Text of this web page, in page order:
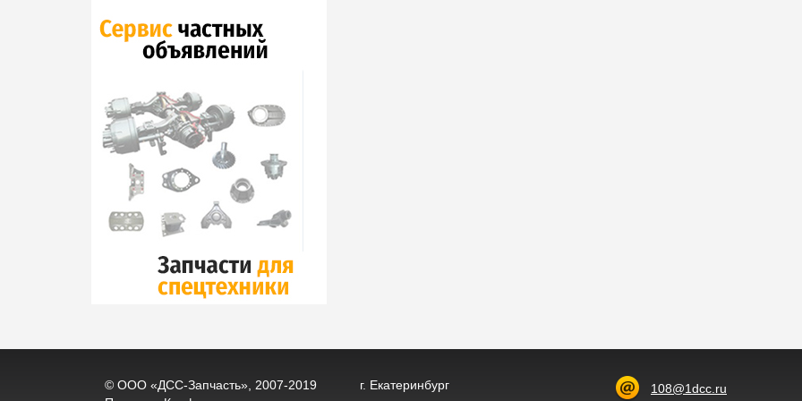
© ООО «ДСС-Запчасть», 2007-2019
г. Екатеринбург 108@1dcc.ru